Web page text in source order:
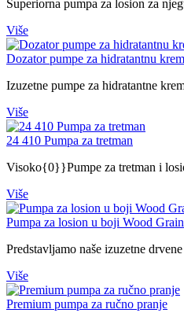
Superiorna pumpa za losion za
Više
Dozator pumpe za hidratantnu
Izuzetne pumpe za hidratantne
Više
24 410 Pumpa za tretman
Visoko{0}}Pumpe za tretman i
Više
Pumpa za losion u boji Wood Grain
Predstavljamo naše izuzetne
Više
Premium pumpa za ručno pranje